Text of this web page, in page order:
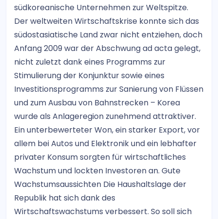
südkoreanische Unternehmen zur Weltspitze.
Der weltweiten Wirtschaftskrise konnte sich das
südostasiatische Land zwar nicht entziehen, doch
Anfang 2009 war der Abschwung ad acta gelegt,
nicht zuletzt dank eines Programms zur
Stimulierung der Konjunktur sowie eines
Investitionsprogramms zur Sanierung von Flüssen
und zum Ausbau von Bahnstrecken – Korea
wurde als Anlageregion zunehmend attraktiver.
Ein unterbewerteter Won, ein starker Export, vor
allem bei Autos und Elektronik und ein lebhafter
privater Konsum sorgten für wirtschaftliches
Wachstum und lockten Investoren an. Gute
Wachstumsaussichten Die Haushaltslage der
Republik hat sich dank des
Wirtschaftswachstums verbessert. So soll sich